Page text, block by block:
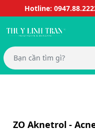
Hotline:
ZO Aknetrol -